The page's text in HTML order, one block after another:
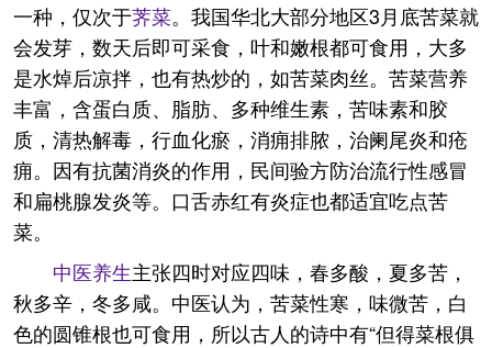
一种，仅次于荠菜。我国华北大部分地区3月底苦菜就
会发芽，数天后即可采食，叶和嫩根都可食用，大多
是水焯后凉拌，也有热炒的，如苦菜肉丝。苦菜营养
丰富，含蛋白质、脂肪、多种维生素，苦味素和胶
质，清热解毒，行血化瘀，消痈排脓，治阑尾炎和疮
痈。因有抗菌消炎的作用，民间验方防治流行性感冒
和扁桃腺发炎等。口舌赤红有炎症也都适宜吃点苦
菜。
中医养生主张四时对应四味，春多酸，夏多苦，
秋多辛，冬多咸。中医认为，苦菜性寒，味微苦，白
色的圆锥根也可食用，所以古人的诗中有“但得菜根俱